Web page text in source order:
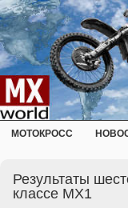
МОТОКРОСС
Результаты
классе MX1